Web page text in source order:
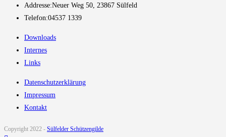
Addresse:Neuer Weg 50, 23867 Sülfeld
Telefon:04537 1339
Downloads
Internes
Links
Datenschutzerklärung
Impressum
Kontakt
Copyright 2022 - Sülfelder Schützengilde